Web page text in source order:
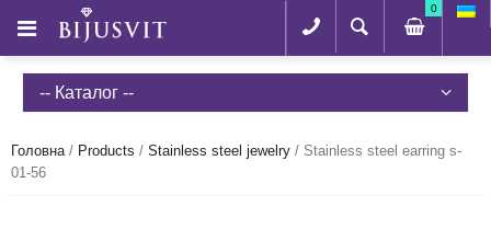
0
-- Каталог --
Головна/ Products / Stainless steel jewelry / Stainless steel earring s-
01-56